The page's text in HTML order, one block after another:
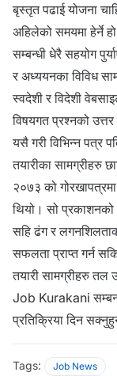
बृस्तृत पढाई योजना
अहिलेको समयमा हेर्ने
सम्बन्धी धेरै सहयोग
र अध्ययनका विविध
स्वदेशी र विदेशी
विषयगत प्रश्नको
यसै गरी विभिन्न पत्र
तयारीका सामग्रीहरु
२०७३ को
थियो। सो प्रकाशनको
सहि ढंग र
सफलता प्राप्त गर्न
तयारी सामग्रीहरु तल
Job Kurakani
प्रतिक्रिया दिन
Tags: Job News